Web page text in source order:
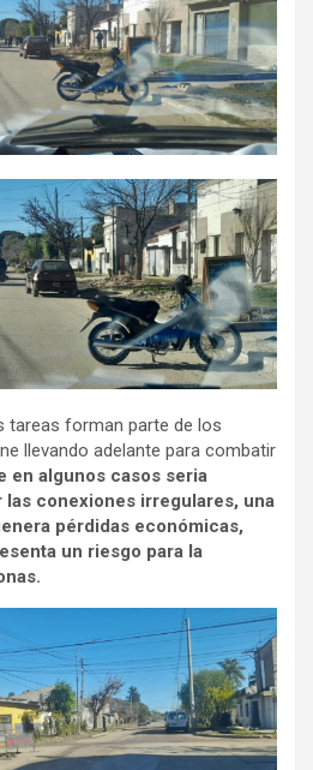
tareas forman parte de los
llevando adelante para combatir
en algunos casos seria
conexiones irregulares, una
pérdidas económicas,
un riesgo para la